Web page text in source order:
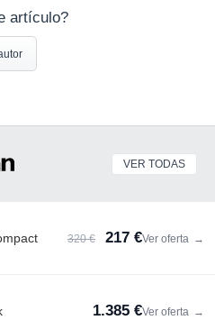
artículo?
VER TODAS
320 € 217 €Ver oferta →
1.385 €Ver oferta →